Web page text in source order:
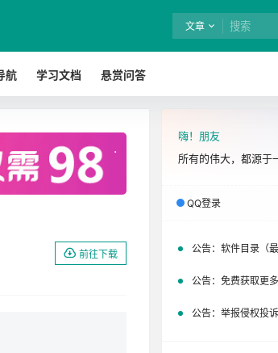
文章
航 学习文档 悬赏问答
. 全站终身免费下载！ 立即开通
前往下载
嗨！朋友
所有的伟大，都源于
QQ登录
公告： 软件目录（最
公告： 免费获取更多
公告： 举报侵权投诉